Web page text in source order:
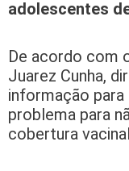
adolescentes
De acordo com
Juarez Cunha,
informação para
problema para
cobertura